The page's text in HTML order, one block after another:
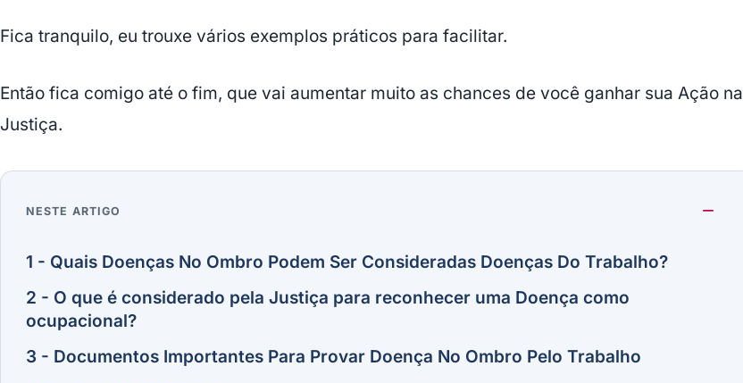
Fica tranquilo, eu trouxe vários exemplos práticos para facilitar.
Então fica comigo até o fim, que vai aumentar muito as chances de você ganhar sua Ação na
Justiça.
NESTE ARTIGO
1 - Quais Doenças No Ombro Podem Ser Consideradas Doenças Do Trabalho?
2 - O que é considerado pela Justiça para reconhecer uma Doença como
ocupacional?
3 - Documentos Importantes Para Provar Doença No Ombro Pelo Trabalho